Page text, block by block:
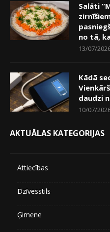
Salāti
no tā,
13/07/
Kādā
daudzi
10/07/
AKTUĀLAS KATEGORIJAS
Attiecības
Dzīvesstils
Ģimene